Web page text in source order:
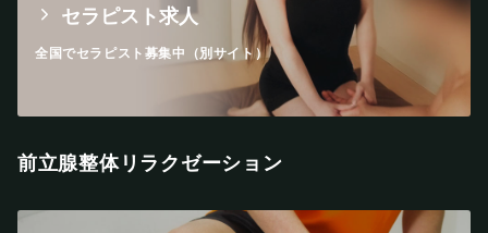
セラピスト求人
全国でセラピスト募集中（別サイト）
前立腺整体リラクゼーション